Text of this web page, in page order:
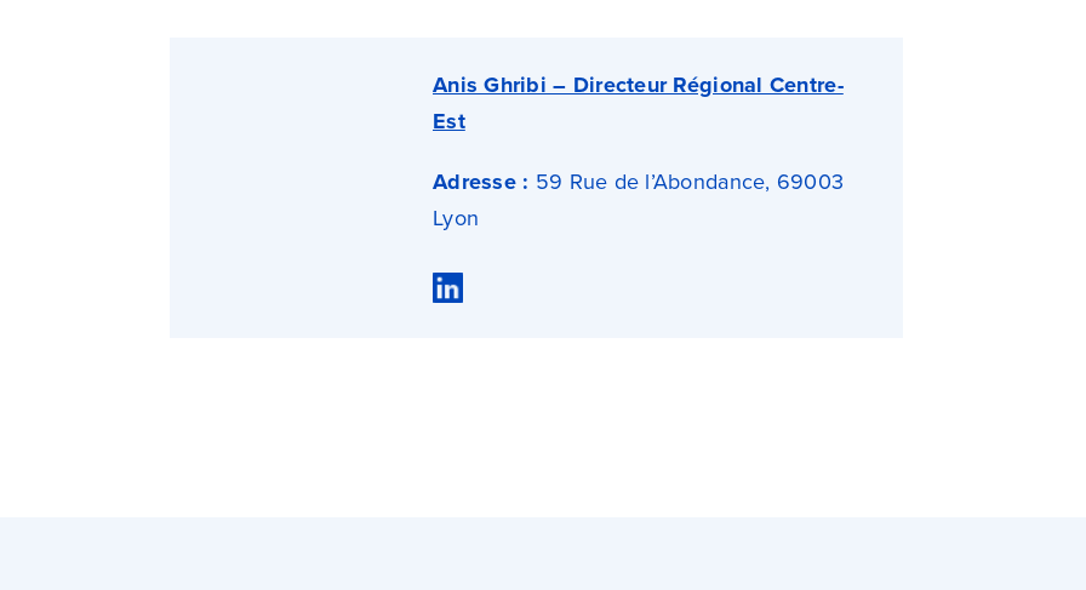
Anis Ghribi – Directeur Régional Centre-
Est
Adresse : 59 Rue de l’Abondance, 69003
Lyon